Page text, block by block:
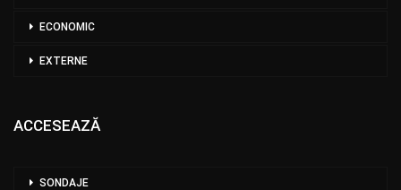
ECONOMIC
EXTERNE
ACCESEAZĂ
SONDAJE